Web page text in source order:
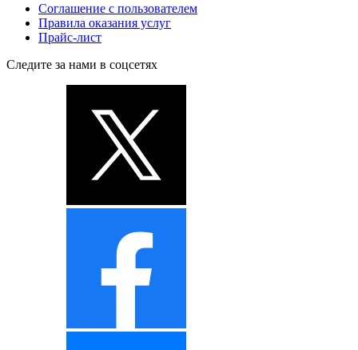
Соглашение с пользователем
Правила оказания услуг
Прайс-лист
Следите за нами в соцсетях